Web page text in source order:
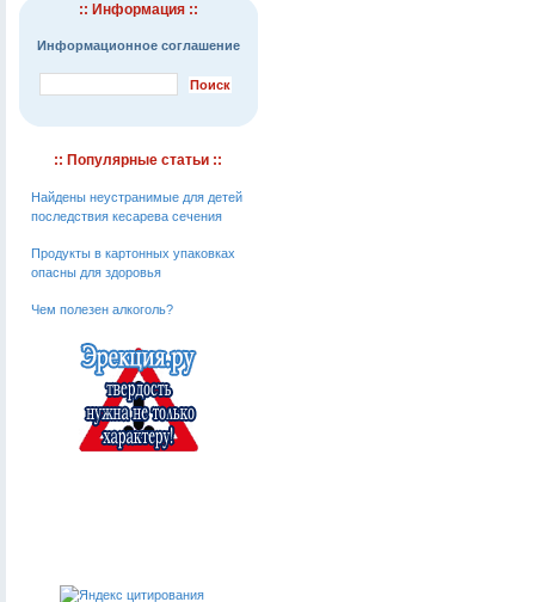
:: Информация ::
Информационное соглашение
:: Популярные статьи ::
Найдены неустранимые для детей
последствия кесарева сечения
Продукты в картонных упаковках
опасны для здоровья
Чем полезен алкоголь?